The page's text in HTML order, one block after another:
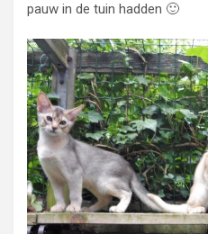
pauw in de tuin hadden 🙂